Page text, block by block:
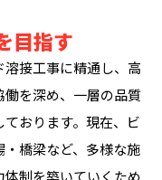
目指す
接工事に精通し、高
を深め、一層の品質
おります。現在、ビ
橋梁など、多様な施
制を築いていくため